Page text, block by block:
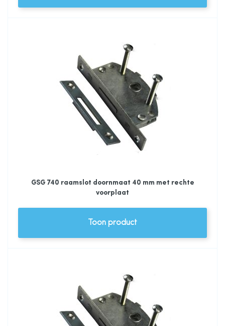
GSG 740 raamslot doornmaat 40 mm met rechte
voorplaat
Toon product